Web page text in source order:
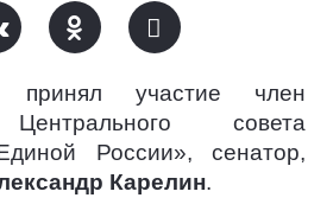
принял участие член
совета
России», сенатор,
Карелин.